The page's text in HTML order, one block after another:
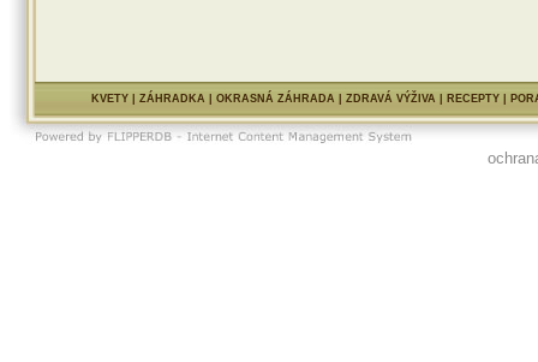
KVETY| ZÁHRADKA| OKRASNÁ ZÁHRADA| ZDRAVÁ VÝŽIVA| RECEPTY|